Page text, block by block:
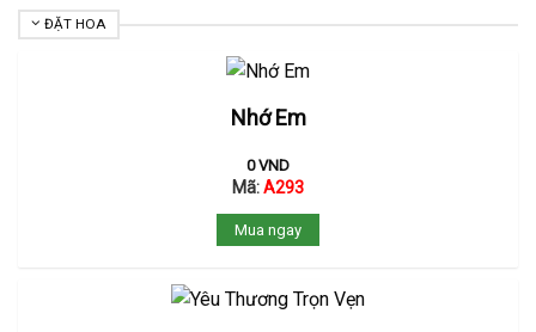
ĐẶT HOA
Nhớ Em
0VND
Mã:A293
Mua ngay